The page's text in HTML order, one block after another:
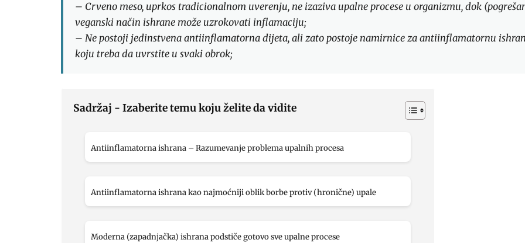
– Crveno meso, uprkos tradicionalnom uverenju, ne izaziva upalne procese u organizmu, dok
veganski način ishrane može uzrokovati inflamaciju;
– Ne postoji jedinstvena antiinflamatorna dijeta, ali zato postoje namirnice za antiinflamatornu
koju treba da uvrstite u svaki obrok;
Sadržaj - Izaberite temu koju želite da vidite
Antiinflamatorna ishrana – Razumevanje problema upalnih procesa
Antiinflamatorna ishrana kao najmoćniji oblik borbe protiv (hronične) upale
Moderna (zapadnjačka) ishrana podstiče gotovo sve upalne procese